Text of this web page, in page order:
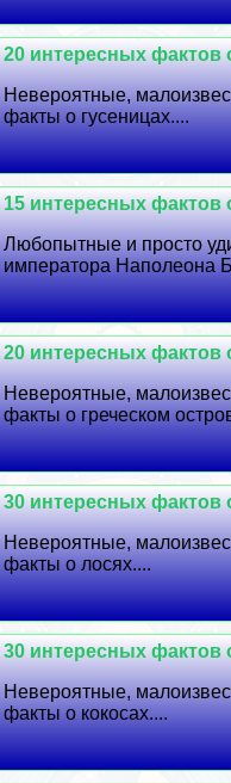
20 интересных фактов
Невероятные,
факты о гусеницах....
15 интересных фактов
Любопытные и просто
императора Наполеона
20 интересных фактов
Невероятные,
факты о греческом
30 интересных фактов
Невероятные,
факты о лосях....
30 интересных фактов
Невероятные,
факты о кокосах....